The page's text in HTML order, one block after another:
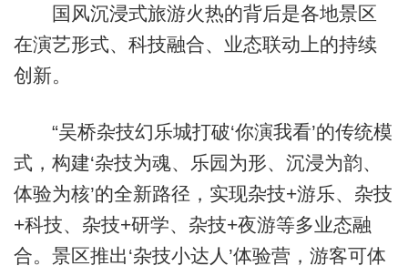
国风沉浸式旅游火热的背后是各地景区
在演艺形式、科技融合、业态联动上的持续
创新。
“吴桥杂技幻乐城打破‘你演我看’的传统模
式，构建‘杂技为魂、乐园为形、沉浸为韵、
体验为核’的全新路径，实现杂技+游乐、杂技
+科技、杂技+研学、杂技+夜游等多业态融
合。景区推出‘杂技小达人’体验营，游客可体